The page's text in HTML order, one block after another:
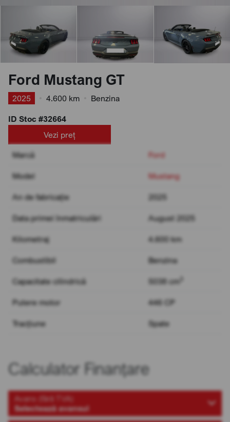
Ford Mustang GT
2025 4.600 km
Benzina
ID Stoc #32664
Vezi preț
Marcă
Ford
Model Mustang
An de fabricație 2025
Data primei înmatriculări August 2025
Kilometraj 4.600 km
Combustibil Benzina
Capacitate cilindrică 5038 cm
Putere motor 446 CP
Tracțiune Spate
Calculator Finanțare
Avans (fără TVA)
Selectează avansul